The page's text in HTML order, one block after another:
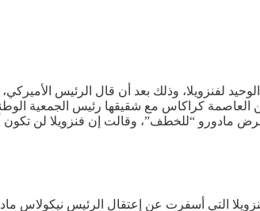
لفنزويلا، وذلك بعد أن قال الرئيس
كراكاس مع شقيقها رئيس الجمعية
مادورو “للخطف”، وقالت إن فنزويلا لن تكون
التي أسفرت عن إعتقال الرئيس نيكولاس